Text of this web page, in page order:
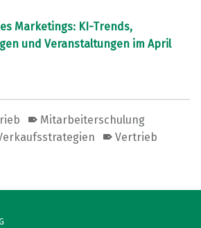
Marketings: KI-Trends,
und Veranstaltungen im April
Mitarbeiterschulung
Vertrieb